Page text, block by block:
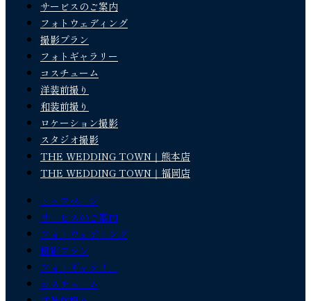
サービスのご案内
フォトウェディング
撮影プラン
フォトギャラリー
コスチューム
洋装前撮り
和装前撮り
ロケーション撮影
スタジオ撮影
THE WEDDING TOWN｜熊本店
THE WEDDING TOWN｜福岡店
トップページ
サービスのご案内
フォトウェディング
撮影プラン
フォトギャラリー
コスチューム